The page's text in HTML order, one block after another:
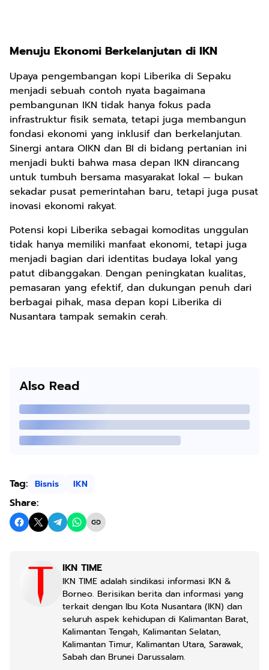
Menuju Ekonomi Berkelanjutan di IKN
Upaya pengembangan kopi Liberika di Sepaku
menjadi sebuah contoh nyata bagaimana
pembangunan IKN tidak hanya fokus pada
infrastruktur fisik semata, tetapi juga membangun
fondasi ekonomi yang inklusif dan berkelanjutan.
Sinergi antara OIKN dan BI di bidang pertanian ini
menjadi bukti bahwa masa depan IKN dirancang
untuk tumbuh bersama masyarakat lokal — bukan
sekadar pusat pemerintahan baru, tetapi juga pusat
inovasi ekonomi rakyat.
Potensi kopi Liberika sebagai komoditas unggulan
tidak hanya memiliki manfaat ekonomi, tetapi juga
menjadi bagian dari identitas budaya lokal yang
patut dibanggakan. Dengan peningkatan kualitas,
pemasaran yang efektif, dan dukungan penuh dari
berbagai pihak, masa depan kopi Liberika di
Nusantara tampak semakin cerah.
Also Read
Tag: Bisnis IKN
Share:
IKN TIME
IKN TIME adalah sindikasi informasi IKN &
Borneo. Berisikan berita dan informasi yang
terkait dengan Ibu Kota Nusantara (IKN) dan
seluruh aspek kehidupan di Kalimantan Barat,
Kalimantan Tengah, Kalimantan Selatan,
Kalimantan Timur, Kalimantan Utara, Sarawak,
Sabah dan Brunei Darussalam.